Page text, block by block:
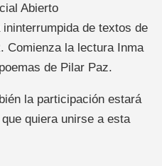
Abierto
ininterrumpida de textos de
Comienza la lectura Inma
de Pilar Paz.
la participación estará
quiera unirse a esta